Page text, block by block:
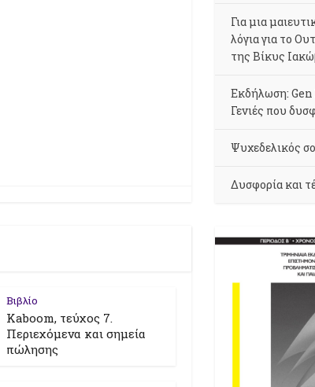
Βιβλίο
Kaboom, τεύχος 7.
Περιεχόμενα και σημεία
πώλησης
Για μια
λόγια για το
της Βίκυς
Εκδήλωση:
Γενιές που
Ψυχεδελικός
Δυσφορία και